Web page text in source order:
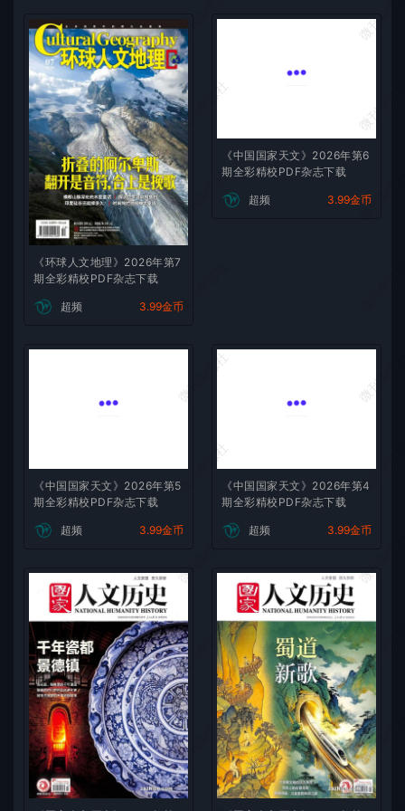
《环球人文地理》2026年第7
期全彩精校PDF杂志下载
超频 3.99金币
《中国国家天文》2026年第6
期全彩精校PDF杂志下载
超频 3.99金币
《中国国家天文》2026年第5
期全彩精校PDF杂志下载
超频 3.99金币
《中国国家天文》2026年第4
期全彩精校PDF杂志下载
超频 3.99金币
微刊杂志社
微刊杂
微刊杂志社
微刊杂
微刊杂志社
微刊杂
微刊杂志社
微刊杂志社
微刊杂
微刊杂志社
微刊杂
微刊杂志社
微刊杂
微刊杂志社
微刊杂
微刊杂志社
微刊杂